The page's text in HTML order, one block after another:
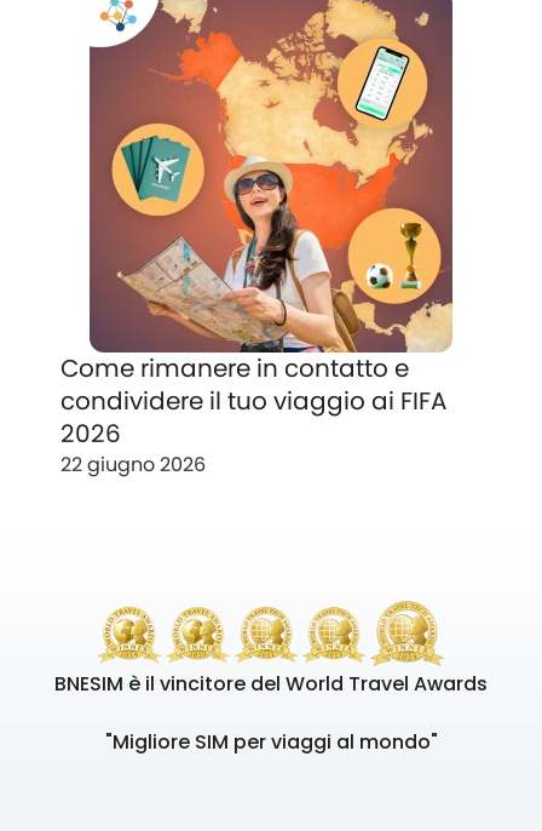
Come rimanere in contatto e
condividere il tuo viaggio ai FIFA
2026
22 giugno 2026
BNESIM è il vincitore del World Travel Awards
"Migliore SIM per viaggi al mondo"